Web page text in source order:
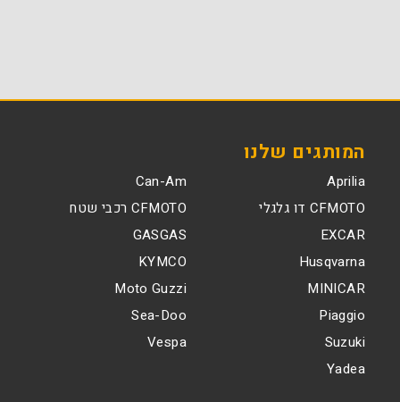
המותגים שלנו
Aprilia
Can-Am
CFMOTO דו גלגלי
CFMOTO רכבי שטח
EXCAR
GASGAS
Husqvarna
KYMCO
MINICAR
Moto Guzzi
Piaggio
Sea-Doo
Suzuki
Vespa
Yadea